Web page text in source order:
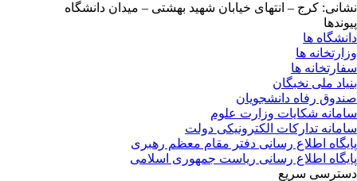
کرج – انتهای خیابان شهید بهشتی – میدان دانشگاه
ها
ها
ها
ملی نخبگان
رفاه دانشجویان
شکایات وزارت علوم
تدارکات الکترونیکی دولت
اطلاع رسانی دفتر مقام معظم رهبری
اطلاع رسانی ریاست جمهوری اسلامی
سریع